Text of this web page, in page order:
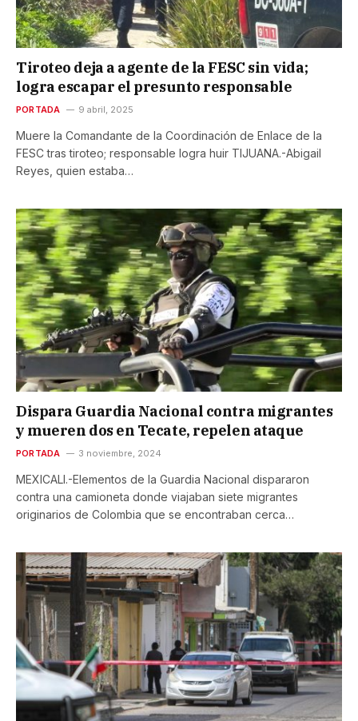
Tiroteo deja a agente de la FESC sin vida;
logra escapar el presunto responsable
PORTADA 9 abril, 2025
Muere la Comandante de la Coordinación de Enlace de la
FESC tras tiroteo; responsable logra huir TIJUANA.-Abigail
Reyes, quien estaba…
Dispara Guardia Nacional contra migrantes
y mueren dos en Tecate, repelen ataque
PORTADA 3 noviembre, 2024
MEXICALI.-Elementos de la Guardia Nacional dispararon
contra una camioneta donde viajaban siete migrantes
originarios de Colombia que se encontraban cerca…